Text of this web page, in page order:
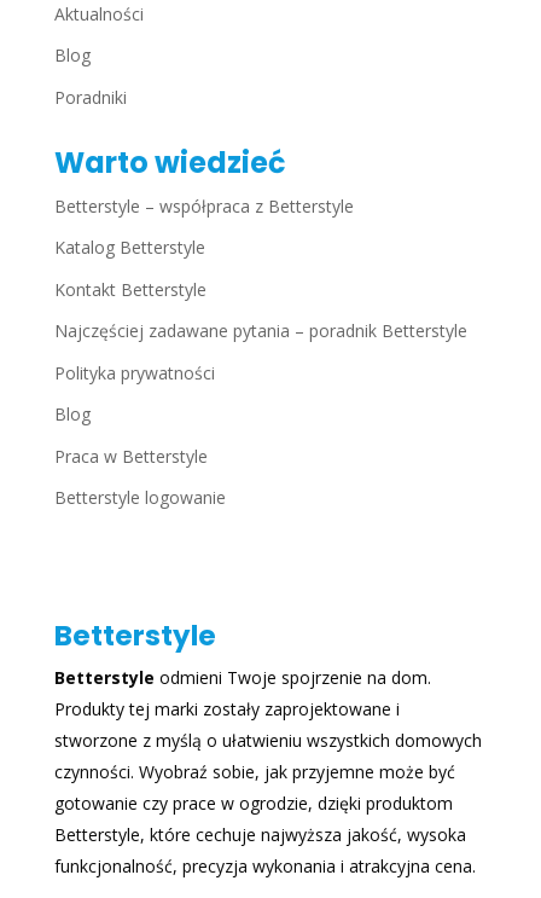
Aktualności
Blog
Poradniki
Warto wiedzieć
Betterstyle – współpraca z Betterstyle
Katalog Betterstyle
Kontakt Betterstyle
Najczęściej zadawane pytania – poradnik Betterstyle
Polityka prywatności
Blog
Praca w Betterstyle
Betterstyle logowanie
Betterstyle
Betterstyle odmieni Twoje spojrzenie na dom.
Produkty tej marki zostały zaprojektowane i
stworzone z myślą o ułatwieniu wszystkich domowych
czynności. Wyobraź sobie, jak przyjemne może być
gotowanie czy prace w ogrodzie, dzięki produktom
Betterstyle, które cechuje najwyższa jakość, wysoka
funkcjonalność, precyzja wykonania i atrakcyjna cena.